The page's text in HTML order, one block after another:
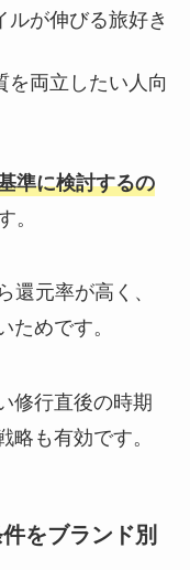
ルが伸びる旅好き
を両立したい人向
準に検討するの
。
還元率が高く、
ためです。
修行直後の時期
略も有効です。
をブランド別